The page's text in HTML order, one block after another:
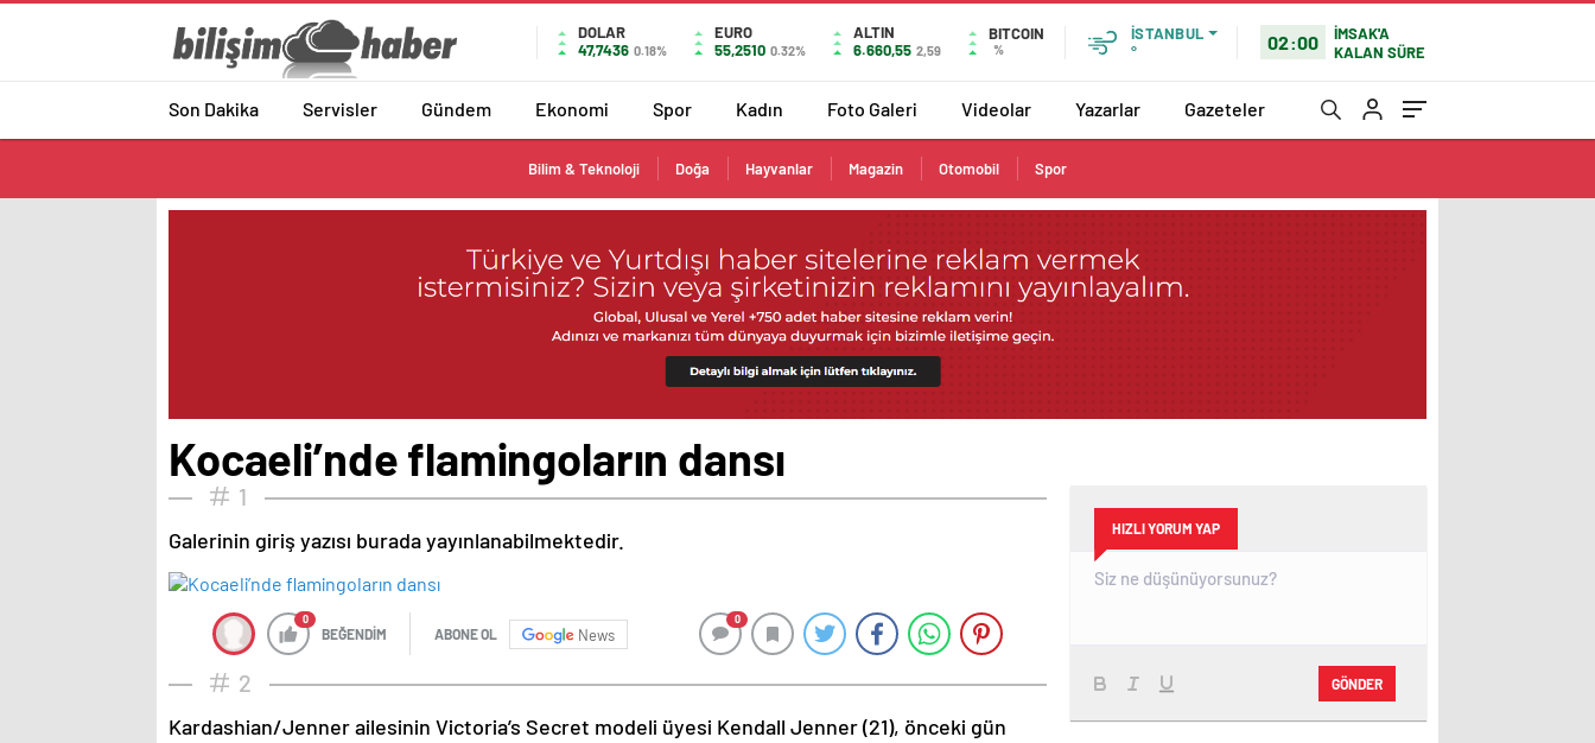
DOLAR
47,7436 0.18%
EURO
55,2510 0.32%
ALTIN
6.660,55 2,59
BITCOIN
%
İSTANBUL
°
02:00
İMSAK'A
KALAN SÜRE
Son Dakika Servisler Gündem Ekonomi Spor Kadın Foto Galeri Videolar Yazarlar Gazeteler
Bilim & Teknoloji Doğa Hayvanlar Magazin Otomobil Spor
Kocaeli’nde flamingoların dansı
1
Galerinin giriş yazısı burada yayınlanabilmektedir.
0
BEĞENDİM ABONE OL News
0
2
Kardashian/Jenner ailesinin Victoria’s Secret modeli üyesi Kendall Jenner (21), önceki gün
HIZLI YORUM YAP
GÖNDER